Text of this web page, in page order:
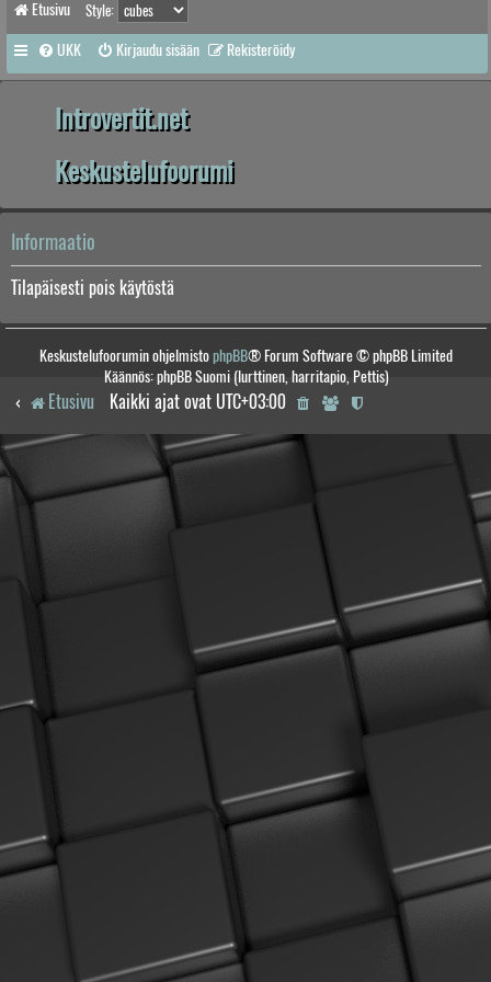
Etusivu Style:
UKK Kirjaudu sisään Rekisteröidy
Introvertit.net
Keskustelufoorumi
Informaatio
Tilapäisesti pois käytöstä
Keskustelufoorumin ohjelmistophpBB® Forum Software © phpBB Limited
Käännös: phpBB Suomi (lurttinen, harritapio, Pettis)
Etusivu Kaikki ajat ovat UTC+03:00